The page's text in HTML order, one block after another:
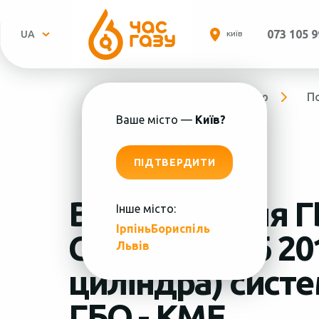
UA КИЇВ
Ваше місто — Київ?
ПІДТВЕРДИТИ
Інше місто:
ІрпіньБориспіль
Львів
073 105
Про компанію
Встановлення
Citroën C4 1.6
циліндра)